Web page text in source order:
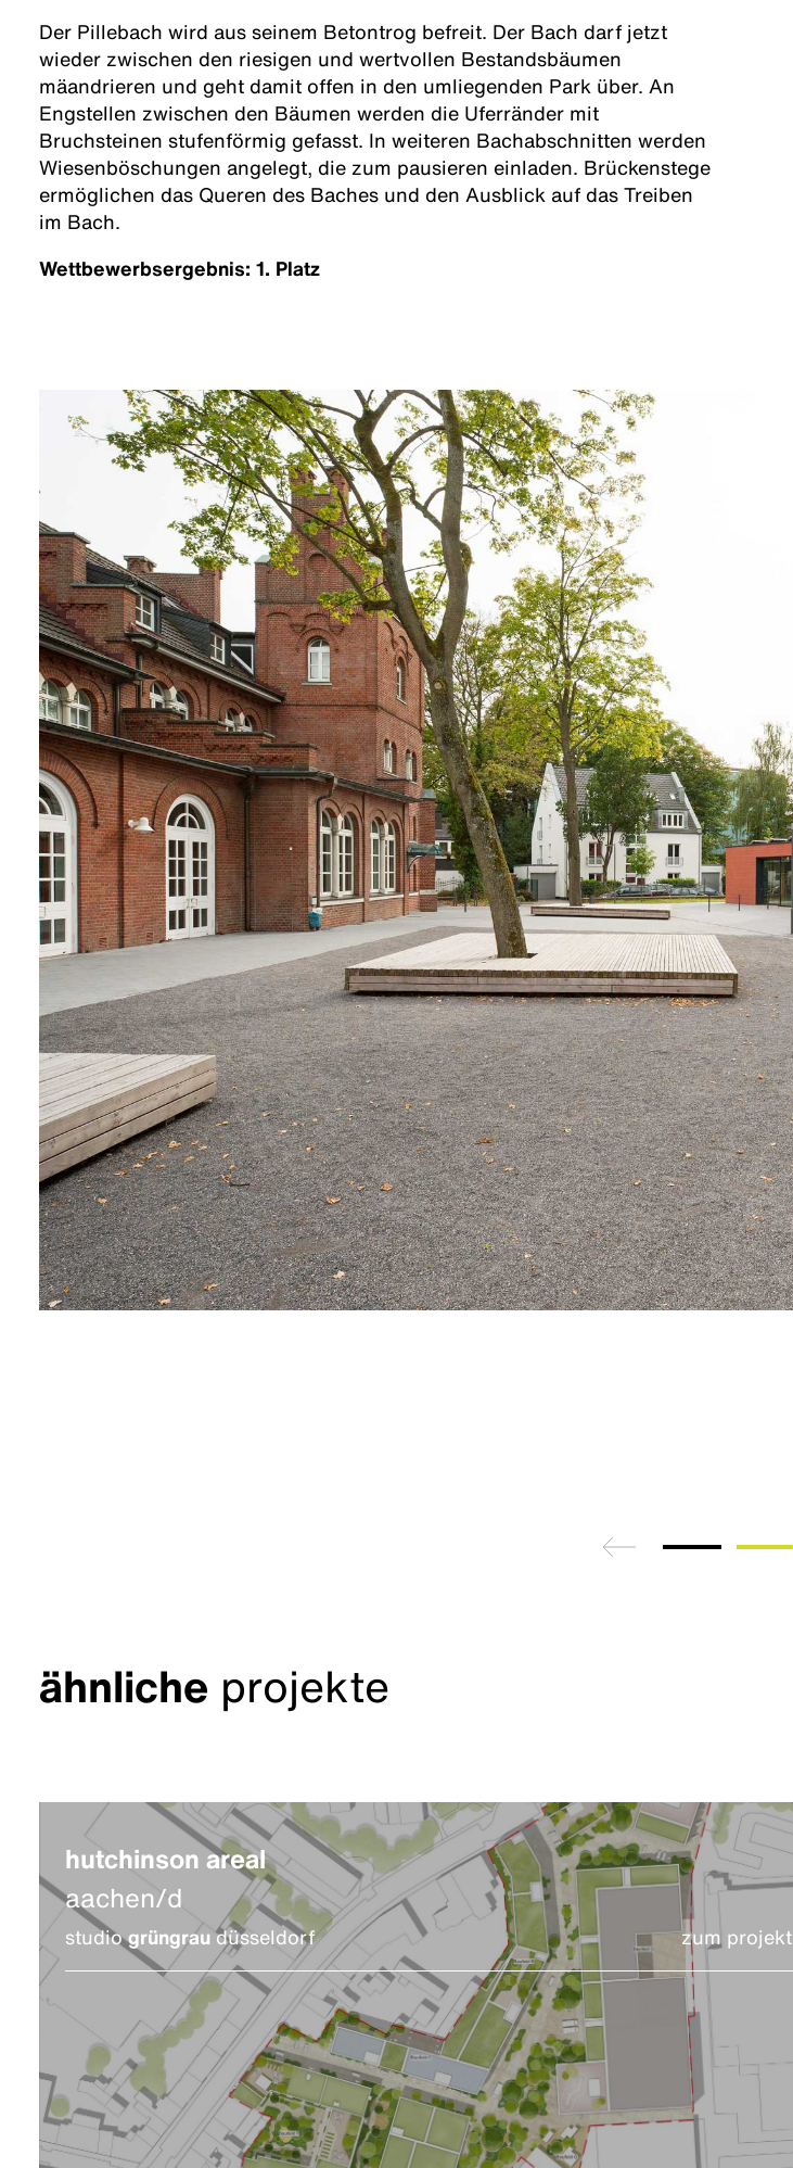
Der Pillebach wird aus seinem Betontrog befreit. Der Bach darf jetzt
wieder zwischen den riesigen und wertvollen Bestandsbäumen
mäandrieren und geht damit offen in den umliegenden Park über. An
Engstellen zwischen den Bäumen werden die Uferränder mit
Bruchsteinen stufenförmig gefasst. In weiteren Bachabschnitten werden
Wiesenböschungen angelegt, die zum pausieren einladen. Brückenstege
ermöglichen das Queren des Baches und den Ausblick auf das Treiben
im Bach.
Wettbewerbsergebnis: 1. Platz
zurück
ähnliche projekte
hutchinson areal
aachen/d
studiogrüngraudüsseldorf zum projekt